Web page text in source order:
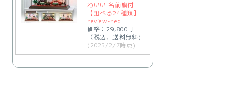
わいい 名前旗付
【選べる24種類】
review-red
価格：29,800円
（税込、送料無料)
(2025/2/7時点)